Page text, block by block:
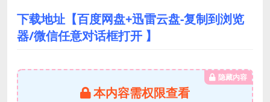
下载地址【百度网盘+迅雷云盘-复制到浏览
器/微信任意对话框打开 】
隐藏内容
本内容需权限查看